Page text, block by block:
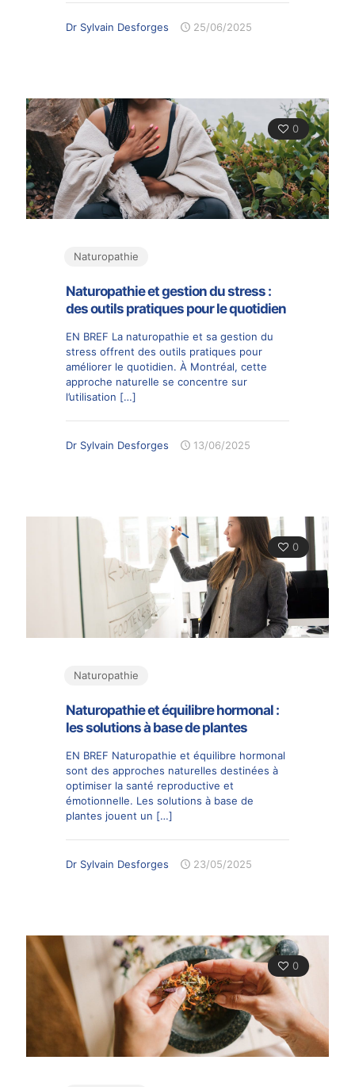
Dr Sylvain Desforges 25/06/2025
0
Naturopathie
Naturopathie et gestion du stress :
des outils pratiques pour le quotidien
EN BREF La naturopathie et sa gestion du
stress offrent des outils pratiques pour
améliorer le quotidien. À Montréal, cette
approche naturelle se concentre sur
l’utilisation […]
Dr Sylvain Desforges 13/06/2025
0
Naturopathie
Naturopathie et équilibre hormonal :
les solutions à base de plantes
EN BREF Naturopathie et équilibre hormonal
sont des approches naturelles destinées à
optimiser la santé reproductive et
émotionnelle. Les solutions à base de
plantes jouent un […]
Dr Sylvain Desforges 23/05/2025
0